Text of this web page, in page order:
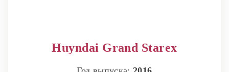
Huyndai Grand Starex